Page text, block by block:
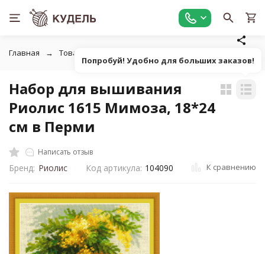
Главная Товары для вышивания
Набор для вышивания
Риолис 1615 Мимоза, 18*24
см в Перми
Написать отзыв
Бренд: Риолис Код артикула: 104090 К сравнению
Попробуй! Удобно для больших заказов!